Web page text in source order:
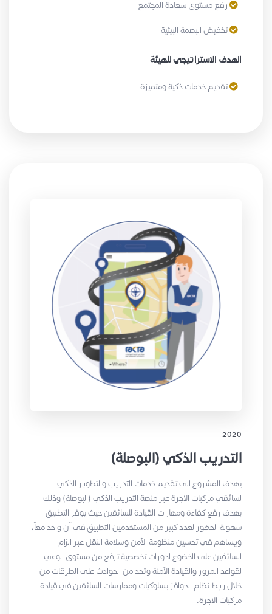
رفع مستوى سعادة المجتمع
تخفيض البصمة البيئية
الهدف الاستراتيجي للهيئة
تقديم خدمات ذكية ومتميزة
2020
التدريب الذكي (البوصلة)
يهدف المشروع الى تقديم خدمات التدريب والتطوير الذكي
لسائقي مركبات الاجرة عبر منصة التدريب الذكي (البوصلة) وذلك
بهدف رفع كفاءة ومهارات القيادة للسائقين حيث يوفر التطبيق
سهولة الحضور لعدد كبير من المستخدمين التطبيق في آن واحد معاً،
ويساهم في تحسين منظومة الأمن وسلامة النقل عبر الزام
السائقين على الخضوع لدورات تخصصية ترفع من مستوى الوعي
لقواعد المرور والقيادة الآمنة وتحد من الحوادث على الطرقات من
خلال ربط نظام الحوافز بسلوكيات وممارسات السائقين في قيادة
مركبات الاجرة.